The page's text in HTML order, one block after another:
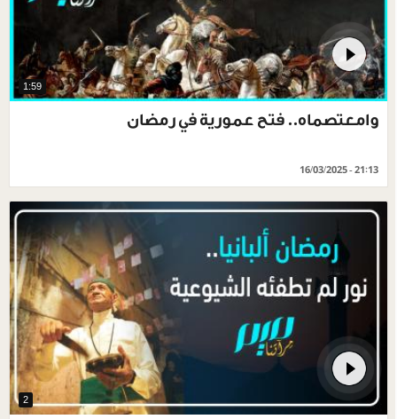
1:59
وامعتصماه.. فتح عمورية في رمضان
16/03/2025 - 21:13
2